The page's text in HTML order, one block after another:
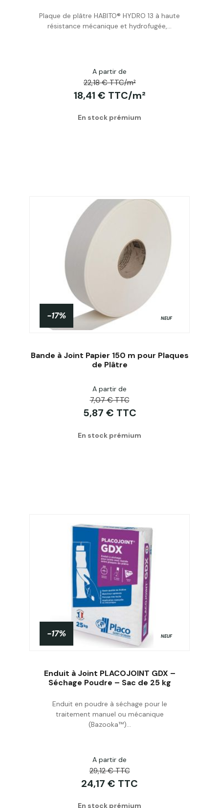
Plaque de plâtre HABITO® HYDRO 13 à haute
résistance mécanique et hydrofugée,...
A partir de
22,18 € TTC/m²
18,41 € TTC/m²
En stock prémium
Acheter
-17% NEUF
Bande à Joint Papier 150 m pour Plaques
de Plâtre
A partir de
7,07 € TTC
5,87 € TTC
En stock prémium
Acheter
-17% NEUF
Enduit à Joint PLACOJOINT GDX –
Séchage Poudre – Sac de 25 kg
Enduit en poudre à séchage pour le
traitement manuel ou mécanique
(Bazooka™)...
A partir de
29,12 € TTC
24,17 € TTC
En stock prémium